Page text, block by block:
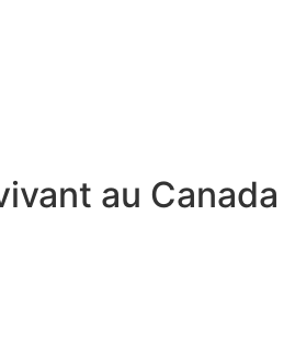
au Canada